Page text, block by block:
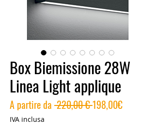
Box Biemissione 28W
Linea Light applique
A partire da 220,00 € Prezzo
198,00€Prezzo
IVA inclusa